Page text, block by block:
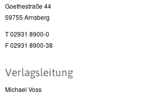
Goethestraße 44
59755 Arnsberg
T 02931 8900-0
F 02931 8900-38
Verlagsleitung
Michael Voss